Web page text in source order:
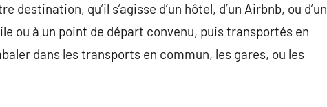
qu’il s’agisse d’un hôtel, d’un Airbnb, ou d’un
ou à un point de départ convenu, puis transportés en
dans les transports en commun, les gares, ou les